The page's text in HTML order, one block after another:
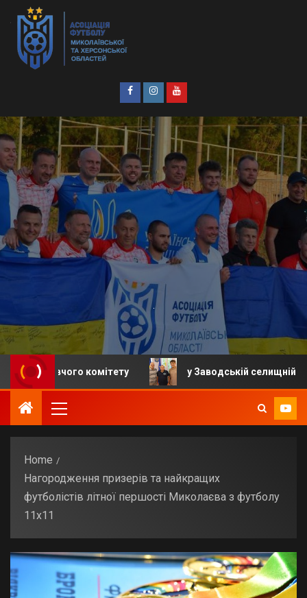
комітету у Заводській селищній громаді
Home
Нагородження призерів та найкращих
футболістів літної першості Миколаєва з футболу
11х11